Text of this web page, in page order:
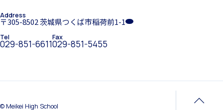
学校長挨拶
Address
〒305-8502 茨城県つくば市稲荷前1-1
Tel
029-851-6611
Fax
029-851-5455
© Meikei High School
帰国生支援
海外からの留学生受け入れ